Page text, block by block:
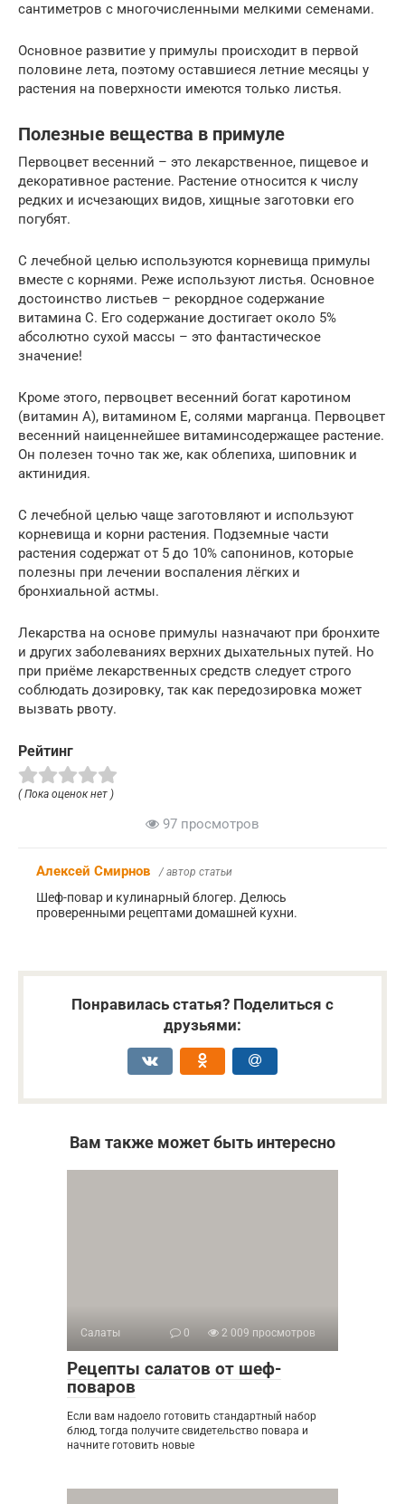
сантиметров с многочисленными мелкими семенами.
Основное развитие у примулы происходит в первой
половине лета, поэтому оставшиеся летние месяцы у
растения на поверхности имеются только листья.
Полезные вещества в примуле
Первоцвет весенний – это лекарственное, пищевое и
декоративное растение. Растение относится к числу
редких и исчезающих видов, хищные заготовки его
погубят.
С лечебной целью используются корневища примулы
вместе с корнями. Реже используют листья. Основное
достоинство листьев – рекордное содержание
витамина С. Его содержание достигает около 5%
абсолютно сухой массы – это фантастическое
значение!
Кроме этого, первоцвет весенний богат каротином
(витамин A), витамином Е, солями марганца. Первоцвет
весенний наиценнейшее витаминсодержащее растение.
Он полезен точно так же, как облепиха, шиповник и
актинидия.
С лечебной целью чаще заготовляют и используют
корневища и корни растения. Подземные части
растения содержат от 5 до 10% сапонинов, которые
полезны при лечении воспаления лёгких и
бронхиальной астмы.
Лекарства на основе примулы назначают при бронхите
и других заболеваниях верхних дыхательных путей. Но
при приёме лекарственных средств следует строго
соблюдать дозировку, так как передозировка может
вызвать рвоту.
Рейтинг
( Пока оценок нет )
97 просмотров
Алексей Смирнов / автор статьи
Шеф-повар и кулинарный блогер. Делюсь
проверенными рецептами домашней кухни.
Понравилась статья? Поделиться с
друзьями:
Вам также может быть интересно
Салаты 0 2 009 просмотров
Рецепты салатов от шеф-
поваров
Если вам надоело готовить стандартный набор
блюд, тогда получите свидетельство повара и
начните готовить новые